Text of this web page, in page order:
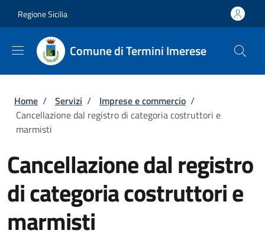
Regione Sicilia
Comune di Termini Imerese
Briciole di pane
Home / Servizi / Imprese e commercio /
Cancellazione dal registro di categoria costruttori e
marmisti
Cancellazione dal registro
di categoria costruttori e
marmisti